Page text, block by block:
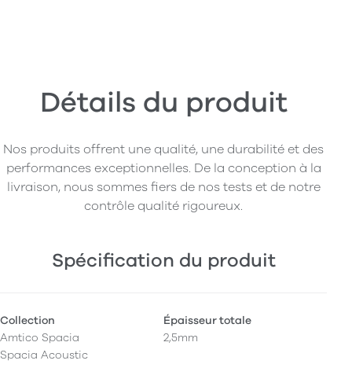
Détails du produit
Nos produits offrent une qualité, une durabilité et des
performances exceptionnelles. De la conception à la
livraison, nous sommes fiers de nos tests et de notre
contrôle qualité rigoureux.
Spécification du produit
Collection
Amtico Spacia
Spacia Acoustic
Épaisseur totale
2,5mm